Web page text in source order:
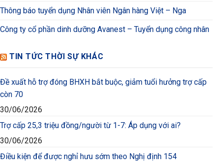
Thông báo tuyển dụng Nhân viên Ngân hàng Việt – Nga
Công ty cổ phần dinh dưỡng Avanest – Tuyển dụng công nhân
TIN TỨC THỜI SỰ KHÁC
Đề xuất hỗ trợ đóng BHXH bắt buộc, giảm tuổi hưởng trợ cấp
còn 70
30/06/2026
Trợ cấp 25,3 triệu đồng/người từ 1-7: Áp dụng với ai?
30/06/2026
Điều kiện để được nghỉ hưu sớm theo Nghị định 154